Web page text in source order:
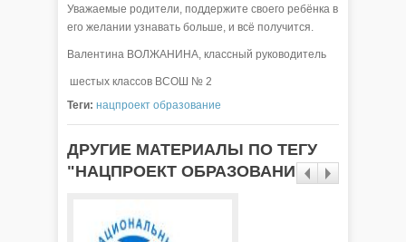
Уважаемые родители, поддержите своего ребёнка в
его желании узнавать больше, и всё получится.
Валентина ВОЛЖАНИНА, классный руководитель
шестых классов ВСОШ № 2
Теги: нацпроект образование
ДРУГИЕ МАТЕРИАЛЫ ПО ТЕГУ
"НАЦПРОЕКТ ОБРАЗОВАНИЕ"